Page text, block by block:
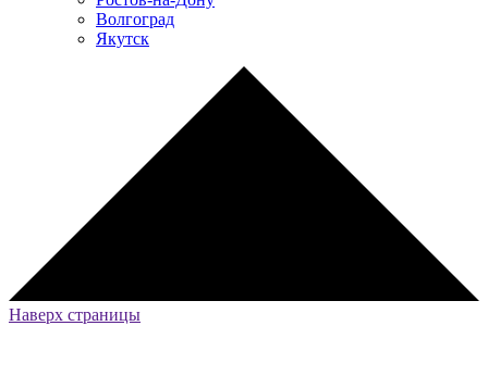
Волгоград
Якутск
Наверх страницы